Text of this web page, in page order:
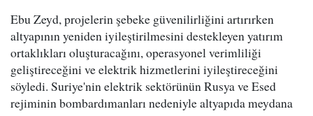
Ebu Zeyd, projelerin şebeke güvenilirliğini artırırken
altyapının yeniden iyileştirilmesini destekleyen yatırım
ortaklıkları oluşturacağını, operasyonel verimliliği
geliştireceğini ve elektrik hizmetlerini iyileştireceğini
söyledi. Suriye'nin elektrik sektörünün Rusya ve Esed
rejiminin bombardımanları nedeniyle altyapıda meydana